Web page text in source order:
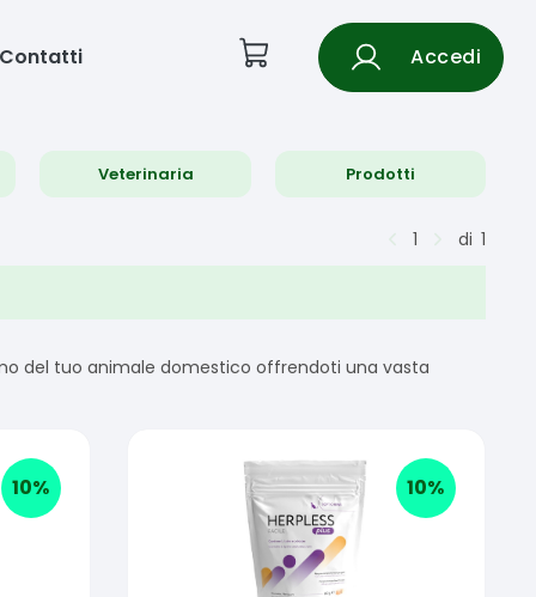
Contatti Accedi
Veterinaria Prodotti
1 di 1
del tuo animale domestico offrendoti una vasta
10% 10%